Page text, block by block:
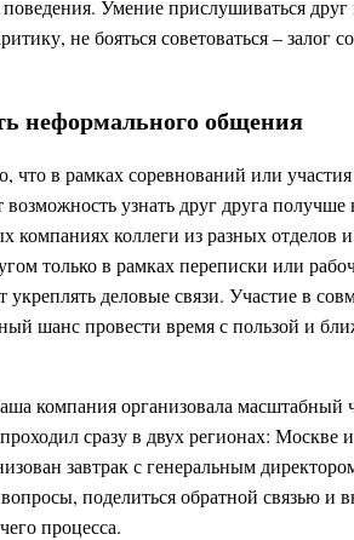
Умение прислушиваться
не бояться советоваться – залог
неформального общения
что в рамках соревнований или
узнать друг друга получше
компаниях коллеги из разных отделов
только в рамках переписки или
укреплять деловые связи. Участие в
шанс провести время с пользой и
компания организовала масштабный
сразу в двух регионах:
завтрак с генеральным
поделиться обратной связью и
процесса.